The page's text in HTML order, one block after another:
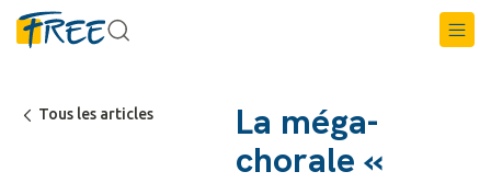
Tous les articles
La méga-
chorale «